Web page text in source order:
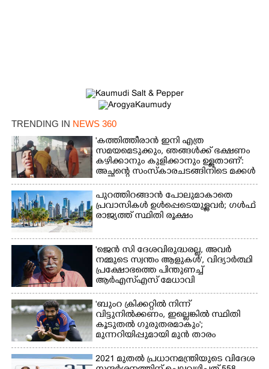
TRENDING IN NEWS 360
'കത്തിത്തീരാൻ ഇനി എത്ര
സമയമെടുക്കും, ഞങ്ങൾക്ക് ഭക്ഷണം
കഴിക്കാനും കുളിക്കാനും ഉള്ളതാണ്':
അച്ഛന്റെ സംസ്കാരചടങ്ങിനിടെ മക്കൾ
പുറത്തിറങ്ങാൻ പോലുമാകാതെ
പ്രവാസികൾ ഉൾപ്പെടെയുള്ളവർ; ഗൾഫ്
രാജ്യത്ത് സ്ഥിതി രൂക്ഷം
'ജെൻ സി ദേശവിരുദ്ധരല്ല, അവർ
നമ്മുടെ സ്വന്തം ആളുകൾ', വിദ്യാർത്ഥി
പ്രക്ഷോഭത്തെ പിന്തുണച്ച്
ആർഎസ്‌എസ് മേധാവി
'ബുംറ ക്രിക്കറ്റിൽ നിന്ന്
വിട്ടുനിൽക്കണം, ഇല്ലെങ്കിൽ സ്ഥിതി
കൂടുതൽ ഗുരുതരമാകും';
മുന്നറിയിപ്പുമായി മുൻ താരം
2021 മുതൽ പ്രധാനമന്ത്രിയുടെ വിദേശ